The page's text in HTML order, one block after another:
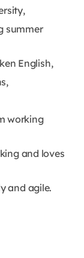
summer
English,
working
and loves
and agile.